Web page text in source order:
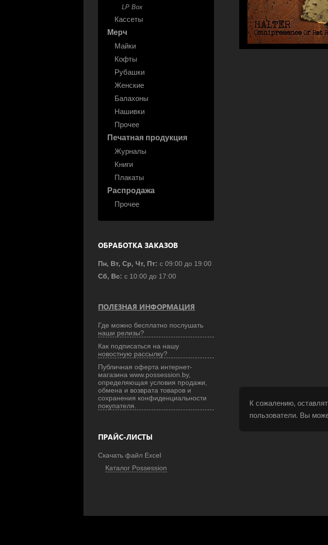
LP Box
Кассеты
Мерч
Майки
Кофты
Рубашки
Женские
Балахоны
Нашивки
Прочее
Печатная продукция
Журналы
Книги
Плакаты
Распродажа
Прочее
ОБРАБОТКА ЗАКАЗОВ
Пн, Вт, Ср, Чт, Пт: с 09:00 до 19:00
Сб, Вс: с 10:00 до 17:00
ПОЛЕЗНАЯ ИНФОРМАЦИЯ
Где можно бесплатно послушать
наши релизы?
Как подписаться на нашу
новостную рассылку?
Публичная оферта интернет-
магазина www.possession.by,
определяющая условия продажи,
обмена и возврата товаров и
сохранения конфиденциальности
покупателя.
ПРАЙС-ЛИСТЫ
Скачать файл Excel
Каталог Possession
К сожалению,
пользователи. Вы